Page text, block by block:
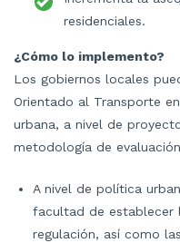
residenciales.
¿Cómo lo implemento?
Los gobiernos locales
Orientado al Transporte
urbana, a nivel de
metodología de
A nivel de política
facultad de establecer
regulación, así como